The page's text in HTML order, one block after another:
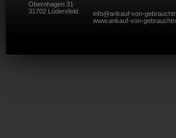
Obernhagen 31
31702 Lüdersfeld
info@ankauf-von-
www.ankauf-von-